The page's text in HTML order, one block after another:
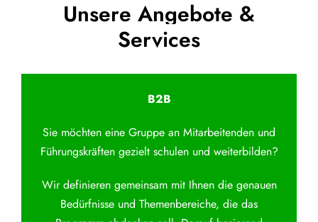
Unsere Angebote &
Services
B2B
Sie möchten eine Gruppe an Mitarbeitenden und
Führungskräften gezielt schulen und weiterbilden?
Wir definieren gemeinsam mit Ihnen die genauen
Bedürfnisse und Themenbereiche, die das